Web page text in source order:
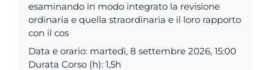
esaminando in modo integrato la revisione
ordinaria e quella straordinaria e il loro rapporto
con il cos
Data e orario: martedì, 8 settembre 2026, 15:00
Durata Corso (h): 1,5h